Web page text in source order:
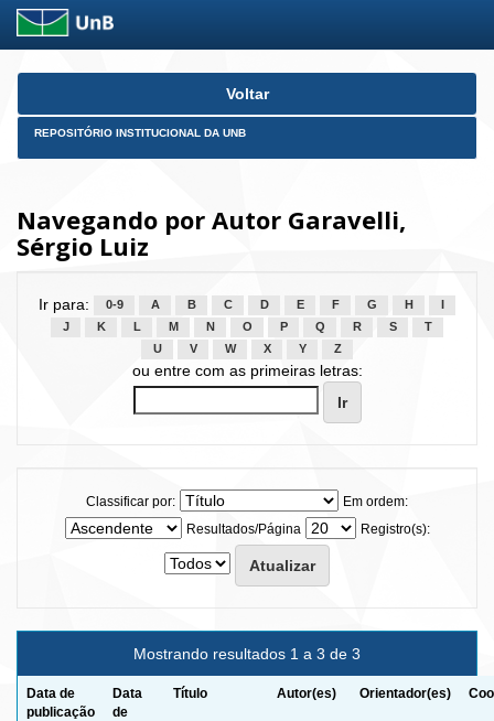
Skip
Voltar
REPOSITÓRIO INSTITUCIONAL DA UNB
Navegando por Autor Garavelli,
Sérgio Luiz
Ir para: 0-9 A B C D E F G H
J
K L M N O P Q R S
T
U
V W X Y Z
ou entre com as primeiras letras:
Classificar por:
Em ordem:
Resultados/Página
Registro(s):
Mostrando resultados 1 a 3 de 3
Data de
publicação
Data
de
Título Autor(es) Orientador(es)